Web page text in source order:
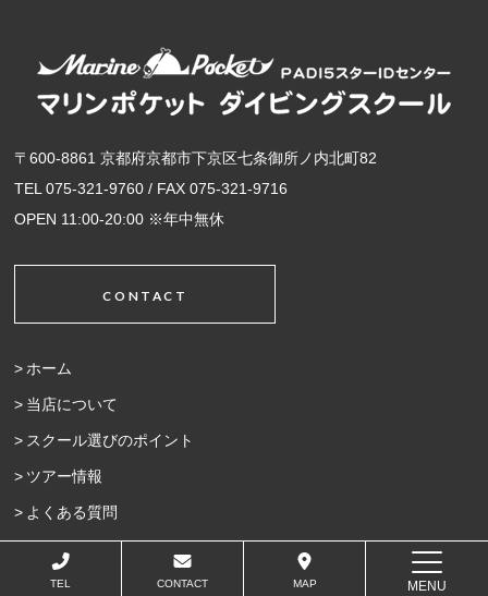
MENU
〒600-8861 京都府京都市下京区七条御所ノ内北町82
TEL 075-321-9760 / FAX 075-321-9716
OPEN 11:00-20:00 ※年中無休
CONTACT
ホーム
当店について
スクール選びのポイント
ツアー情報
よくある質問
マリンポケットブログ
TEL CONTACT MAP